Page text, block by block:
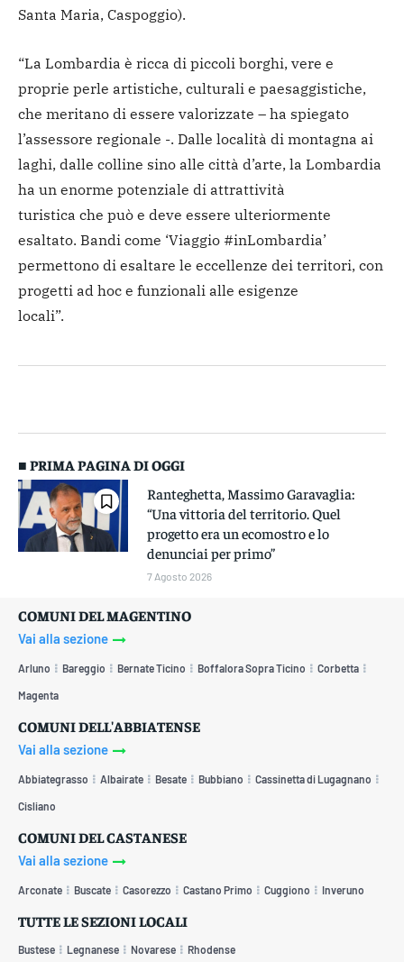
Santa Maria, Caspoggio).
“La Lombardia è ricca di piccoli borghi, vere e
proprie perle artistiche, culturali e paesaggistiche,
che meritano di essere valorizzate – ha spiegato
l’assessore regionale -. Dalle località di montagna ai
laghi, dalle colline sino alle città d’arte, la Lombardia
ha un enorme potenziale di attrattività
turistica che può e deve essere ulteriormente
esaltato. Bandi come ‘Viaggio #inLombardia’
permettono di esaltare le eccellenze dei territori, con
progetti ad hoc e funzionali alle esigenze
locali”.
■ PRIMA PAGINA DI OGGI
Ranteghetta, Massimo Garavaglia:
“Una vittoria del territorio. Quel
progetto era un ecomostro e lo
denunciai per primo”
7 Agosto 2026
COMUNI DEL MAGENTINO
Vai alla sezione
Arluno Bareggio Bernate Ticino Boffalora Sopra Ticino Corbetta
Magenta
COMUNI DELL'ABBIATENSE
Vai alla sezione
Abbiategrasso Albairate Besate Bubbiano Cassinetta di Lugagnano
Cisliano
COMUNI DEL CASTANESE
Vai alla sezione
Arconate Buscate Casorezzo Castano Primo Cuggiono Inveruno
TUTTE LE SEZIONI LOCALI
Bustese Legnanese Novarese Rhodense